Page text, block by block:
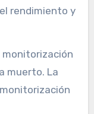
rendimiento y
monitorización
muerto. La